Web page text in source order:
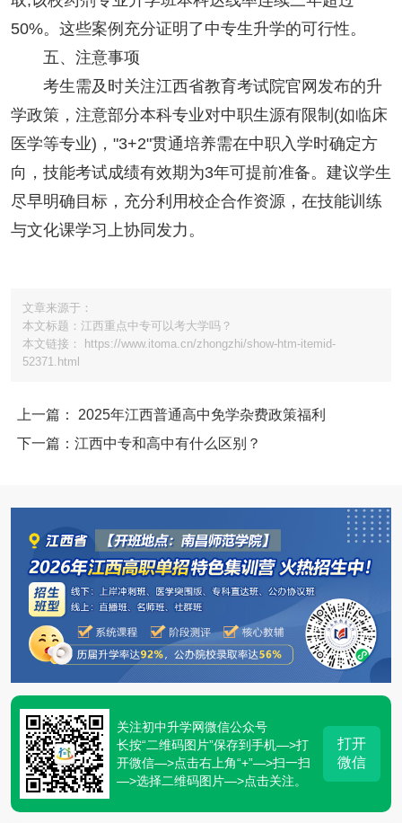
50%。这些案例充分证明了中专生升学的可行性。
五、注意事项
考生需及时关注江西省教育考试院官网发布的升
学政策，注意部分本科专业对中职生源有限制(如临床
医学等专业)，"3+2"贯通培养需在中职入学时确定方
向，技能考试成绩有效期为3年可提前准备。建议学生
尽早明确目标，充分利用校企合作资源，在技能训练
与文化课学习上协同发力。
文章来源于：
本文标题：江西重点中专可以考大学吗？
本文链接： https://www.itoma.cn/zhongzhi/show-htm-itemid-
52371.html
上一篇： 2025年江西普通高中免学杂费政策福利
下一篇：江西中专和高中有什么区别？
关注初中升学网微信公众号
长按“二维码图片”保存到手机—>打
开微信—>点击右上角“+”—>扫一扫
—>选择二维码图片—>点击关注。
打开
微信